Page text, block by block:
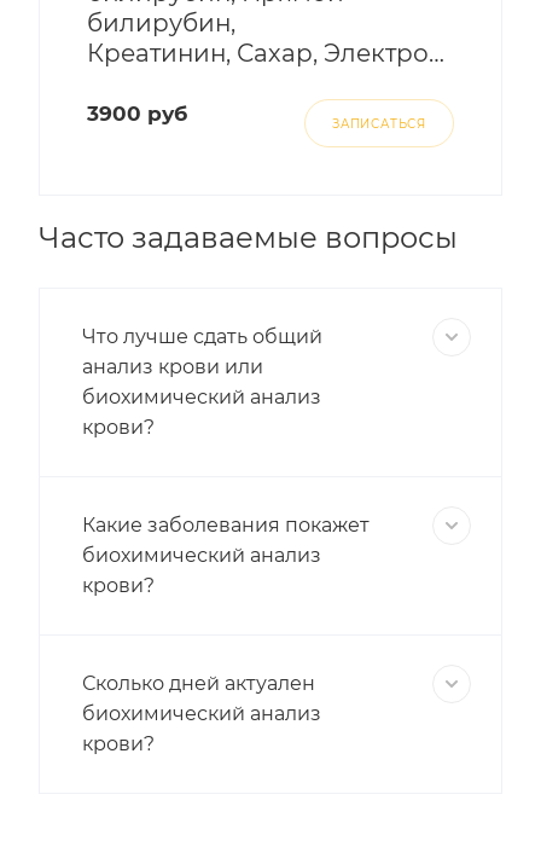
билирубин,
Креатинин, Сахар, Электролиты)
3900 руб ЗАПИСАТЬСЯ
Часто задаваемые вопросы
Что лучше сдать общий
анализ крови или
биохимический анализ
крови?
Какие заболевания покажет
биохимический анализ
крови?
Сколько дней актуален
биохимический анализ
крови?